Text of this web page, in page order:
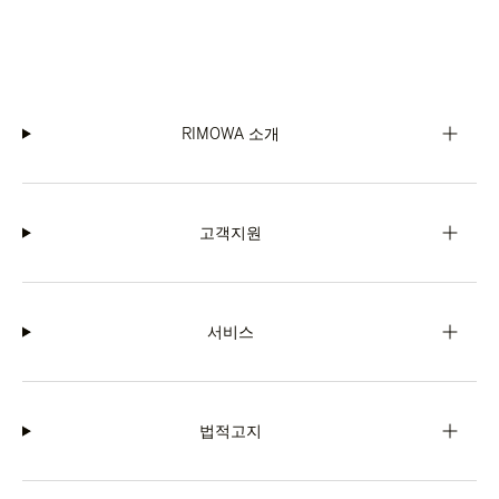
RIMOWA 소개
고객지원
서비스
법적고지